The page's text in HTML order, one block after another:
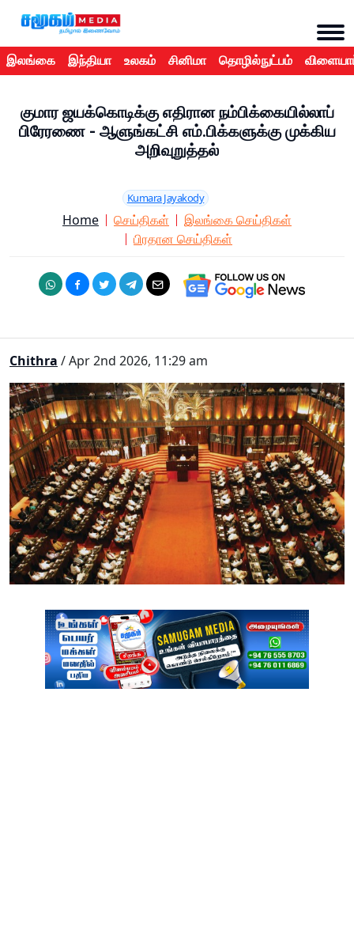
இலங்கை இந்தியா உலகம் சினிமா தொழில்நுட்பம்
குமார ஜயக்கொடிக்கு எதிரான நம்பிக்கையில்லாப்
பிரேரணை - ஆளுங்கட்சி எம்.பிக்களுக்கு முக்கிய
அறிவுறுத்தல்
Kumara Jayakody
Home செய்திகள்
இலங்கை செய்திகள்
பிரதான செய்திகள்
Chithra / Apr 2nd 2026, 11:29 am